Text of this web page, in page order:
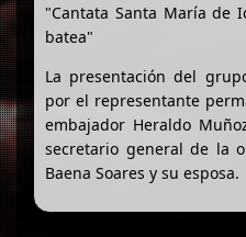
"Cantata Santa María de
batea"
La presentación del
por el representante
embajador Heraldo
secretario general de la
Baena Soares y su esposa.